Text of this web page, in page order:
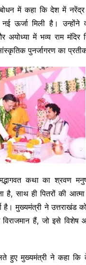
में कहा कि देश में नरेंद्र
ऊर्जा मिली है। उन्होंने
अयोध्या में भव्य राम मंदिर
पुनर्जागरण का प्रतीक
कथा का श्रवण
है, साथ ही पितरों की
है। मुख्यमंत्री ने उत्तराखंड
विराजमान हैं, जो इसे विशेष
हुए मुख्यमंत्री ने कहा कि